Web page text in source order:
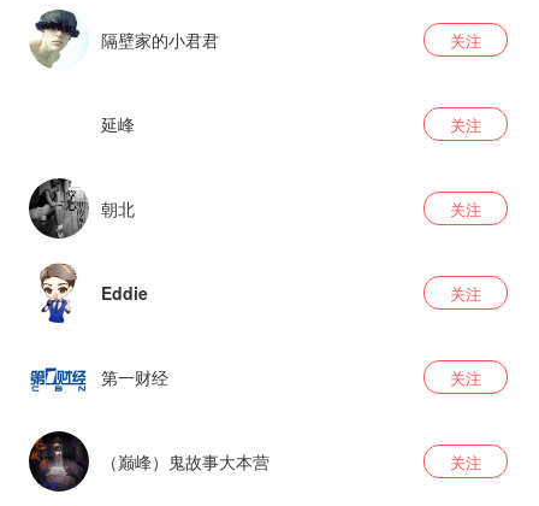
隔壁家的小君君 关注
延峰 关注
朝北 关注
Eddie 关注
第一财经 关注
（巅峰）鬼故事大本营 关注